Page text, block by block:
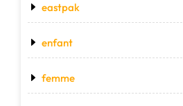
eastpak
enfant
femme